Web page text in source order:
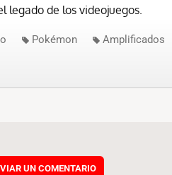
legado de los videojuegos.
Pokémon Amplificados
UN COMENTARIO